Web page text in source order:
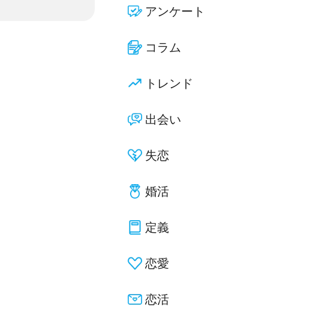
アンケート
コラム
トレンド
出会い
失恋
婚活
定義
恋愛
恋活